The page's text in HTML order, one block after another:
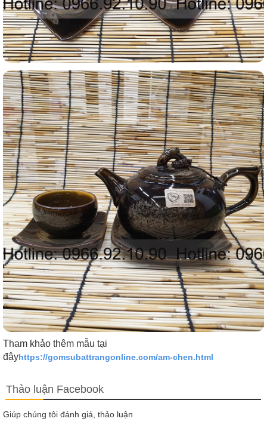
Tham khảo thêm mẫu tại
đâyhttps://gomsubattrangonline.com/am-chen.html
Thảo luận Facebook
Giúp chúng tôi đánh giá, thảo luận